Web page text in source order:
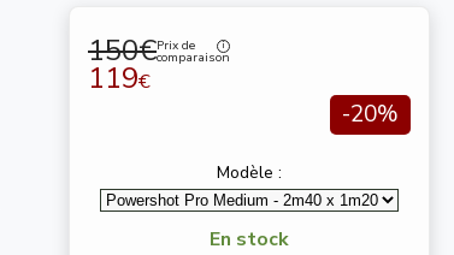
150€Prix de
comparaison
119€
-20%
Modèle :
En stock